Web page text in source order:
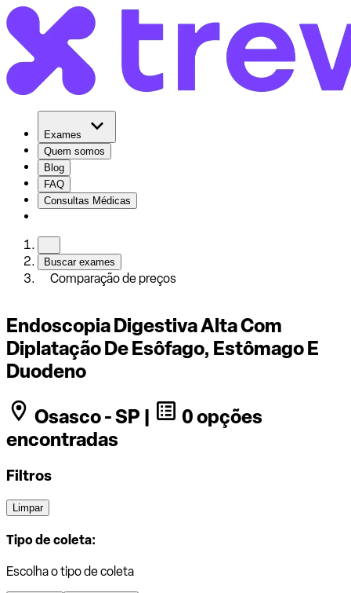
Exames
Quem somos
Blog
FAQ
Consultas Médicas
Buscar exames
Comparação de preços
Endoscopia Digestiva Alta Com
Diplatação De Esôfago, Estômago E
Duodeno
Osasco - SP |
0 opções
encontradas
Filtros
Limpar
Tipo de coleta:
Escolha o tipo de coleta